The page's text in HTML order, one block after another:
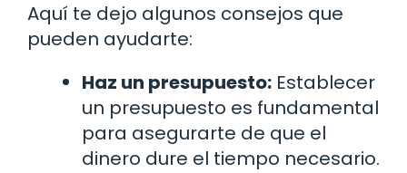
Aquí te dejo algunos consejos que
pueden ayudarte:
Haz un presupuesto: Establecer
un presupuesto es fundamental
para asegurarte de que el
dinero dure el tiempo necesario.